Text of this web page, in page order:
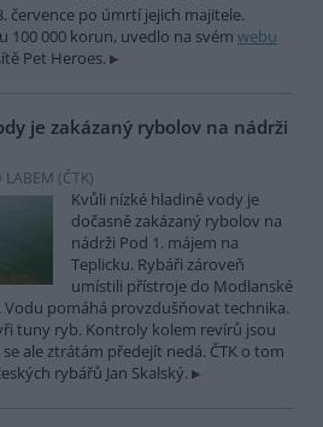
července po úmrtí jejich majitele.
100 000 korun, uvedlo na svém webu
Pet Heroes.
je zakázaný rybolov na nádrži
(ČTK)
Kvůli nízké hladině vody je
dočasně zakázaný rybolov na
nádrži Pod 1. májem na
Teplicku. Rybáři zároveň
umístili přístroje do Modlanské
Vodu pomáhá provzdušňovat technika.
tuny ryb. Kontroly kolem revírů jsou
ale ztrátám předejít nedá. ČTK o tom
rybářů Jan Skalský.